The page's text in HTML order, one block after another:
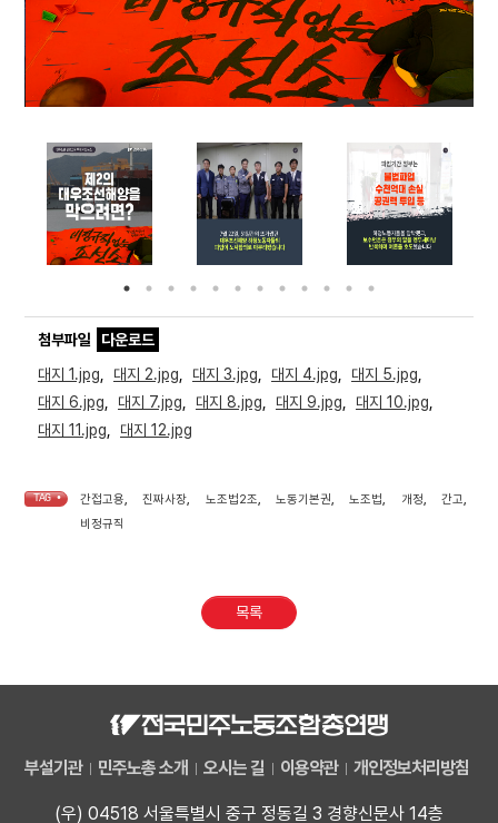
첨부파일
다운로드
대지 1.jpg
대지 2.jpg 대지 3.jpg 대지 4.jpg 대지 5.jpg
대지 6.jpg
대지 7.jpg 대지 8.jpg 대지 9.jpg 대지 10.jpg
대지 11.jpg
대지 12.jpg
TAG • 간접고용, 진짜사장, 노조법2조, 노동기본권, 노조법, 개정, 간고,
비정규직
목록
부설기관 민주노총 소개 오시는 길 이용약관 개인정보처리방침
(우) 04518 서울특별시 중구 정동길 3 경향신문사 14층